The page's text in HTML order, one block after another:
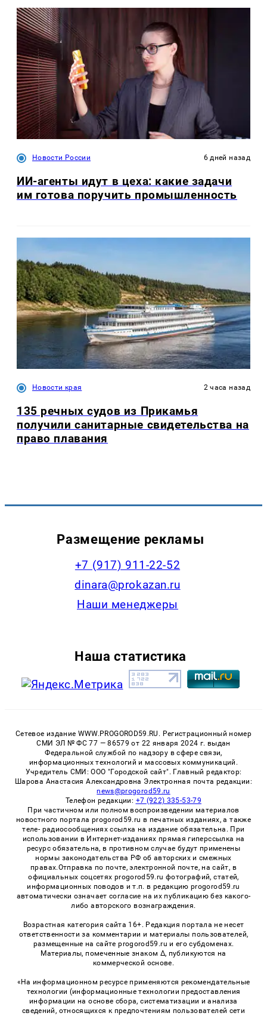
Новости России 6 дней назад
ИИ-агенты идут в цеха: какие задачи
им готова поручить промышленность
Новости края 2 часа назад
135 речных судов из Прикамья
получили санитарные свидетельства на
право плавания
Размещение рекламы
+7 (917) 911-22-52
dinara@prokazan.ru
Наши менеджеры
Наша статистика
Сетевое издание WWW.PROGOROD59.RU. Регистрационный номер
СМИ ЭЛ № ФС 77 — 86579 от 22 января 2024 г. выдан
Федеральной службой по надзору в сфере связи,
информационных технологий и массовых коммуникаций.
Учредитель СМИ: ООО "Городской сайт". Главный редактор:
Шарова Анастасия Александровна Электронная почта редакции:
news@progorod59.ru
Телефон редакции: +7 (922) 335-53-79
При частичном или полном воспроизведении материалов
новостного портала progorod59.ru в печатных изданиях, а также
теле- радиосообщениях ссылка на издание обязательна. При
использовании в Интернет-изданиях прямая гиперссылка на
ресурс обязательна, в противном случае будут применены
нормы законодательства РФ об авторских и смежных
правах.Отправка по почте, электронной почте, на сайт, в
официальных соцсетях progorod59.ru фотографий, статей,
информационных поводов и т.п. в редакцию progorod59.ru
автоматически означает согласие на их публикацию без какого-
либо авторского вознаграждения.
Возрастная категория сайта 16+. Редакция портала не несет
ответственности за комментарии и материалы пользователей,
размещенные на сайте progorod59.ru и его субдоменах.
Материалы, помеченные знаком Δ, публикуются на
коммерческой основе.
«На информационном ресурсе применяются рекомендательные
технологии (информационные технологии предоставления
информации на основе сбора, систематизации и анализа
сведений, относящихся к предпочтениям пользователей сети